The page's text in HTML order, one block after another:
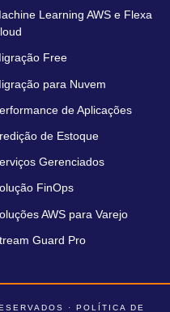
Learning AWS e Flexa
Free
para Nuvem
de Aplicações
de Estoque
Gerenciados
FinOps
AWS para Varejo
Guard Pro
· POLÍTICA DE